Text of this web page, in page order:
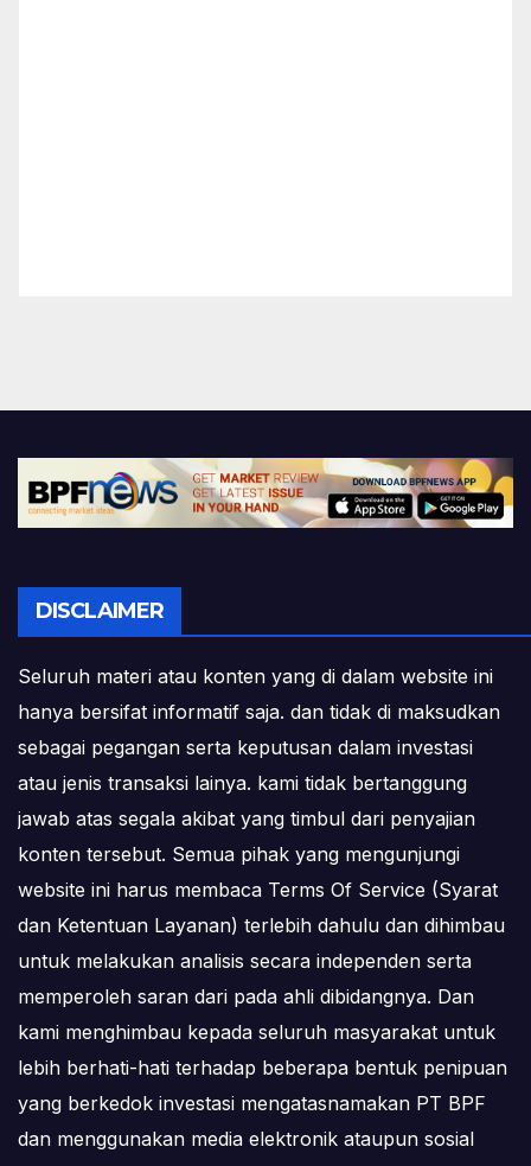
DISCLAIMER
Seluruh materi atau konten yang di dalam website ini
hanya bersifat informatif saja. dan tidak di maksudkan
sebagai pegangan serta keputusan dalam investasi
atau jenis transaksi lainya. kami tidak bertanggung
jawab atas segala akibat yang timbul dari penyajian
konten tersebut. Semua pihak yang mengunjungi
website ini harus membaca Terms Of Service (Syarat
dan Ketentuan Layanan) terlebih dahulu dan dihimbau
untuk melakukan analisis secara independen serta
memperoleh saran dari pada ahli dibidangnya. Dan
kami menghimbau kepada seluruh masyarakat untuk
lebih berhati-hati terhadap beberapa bentuk penipuan
yang berkedok investasi mengatasnamakan PT BPF
dan menggunakan media elektronik ataupun sosial